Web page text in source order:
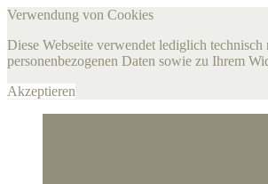
Verwendung von Cookies
Diese Webseite verwendet lediglich
personenbezogenen Daten sowie zu Ihrem
Akzeptieren